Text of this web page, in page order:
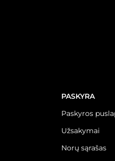
PASKYRA
Paskyros
Užsakymai
Norų sąrašas